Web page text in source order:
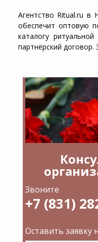
Агентство Ritual.ru в
обеспечит оптовую
каталогу
партнёрский договор.
Звоните
+7 (831)
Оставить заявку